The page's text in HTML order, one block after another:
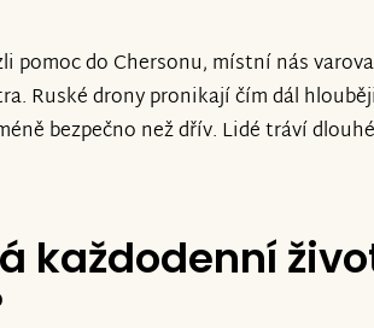
pomoc do Chersonu, místní nás
Ruské drony pronikají čím dál
bezpečno než dřív. Lidé tráví
každodenní